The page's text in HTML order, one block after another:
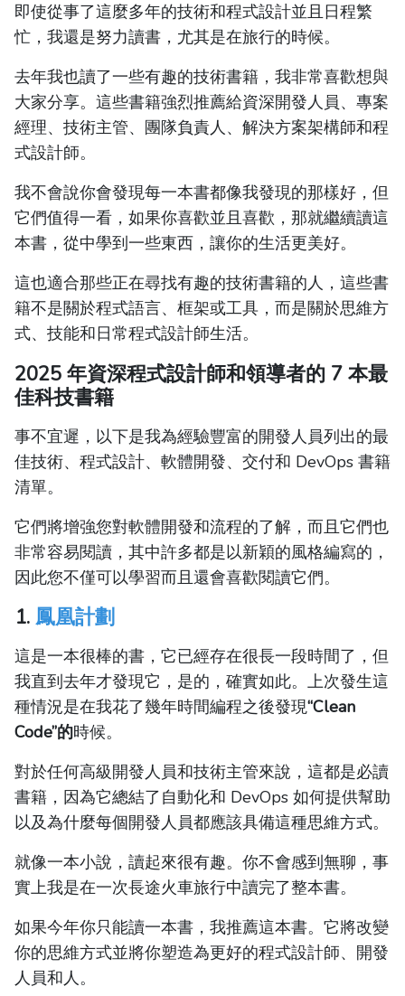
即使從事了這麼多年的技術和程式設計並且日程繁
忙，我還是努力讀書，尤其是在旅行的時候。
去年我也讀了一些有趣的技術書籍，我非常喜歡想與
大家分享。這些書籍強烈推薦給資深開發人員、專案
經理、技術主管、團隊負責人、解決方案架構師和程
式設計師。
我不會說你會發現每一本書都像我發現的那樣好，但
它們值得一看，如果你喜歡並且喜歡，那就繼續讀這
本書，從中學到一些東西，讓你的生活更美好。
這也適合那些正在尋找有趣的技術書籍的人，這些書
籍不是關於程式語言、框架或工具，而是關於思維方
式、技能和日常程式設計師生活。
2025 年資深程式設計師和領導者的 7 本最
佳科技書籍
事不宜遲，以下是我為經驗豐富的開發人員列出的最
佳技術、程式設計、軟體開發、交付和 DevOps 書籍
清單。
它們將增強您對軟體開發和流程的了解，而且它們也
非常容易閱讀，其中許多都是以新穎的風格編寫的，
因此您不僅可以學習而且還會喜歡閱讀它們。
1. 鳳凰計劃
這是一本很棒的書，它已經存在很長一段時間了，但
我直到去年才發現它，是的，確實如此。上次發生這
種情況是在我花了幾年時間編程之後發現“Clean
Code”的時候。
對於任何高級開發人員和技術主管來說，這都是必讀
書籍，因為它總結了自動化和 DevOps 如何提供幫助
以及為什麼每個開發人員都應該具備這種思維方式。
就像一本小說，讀起來很有趣。你不會感到無聊，事
實上我是在一次長途火車旅行中讀完了整本書。
如果今年你只能讀一本書，我推薦這本書。它將改變
你的思維方式並將你塑造為更好的程式設計師、開發
人員和人。